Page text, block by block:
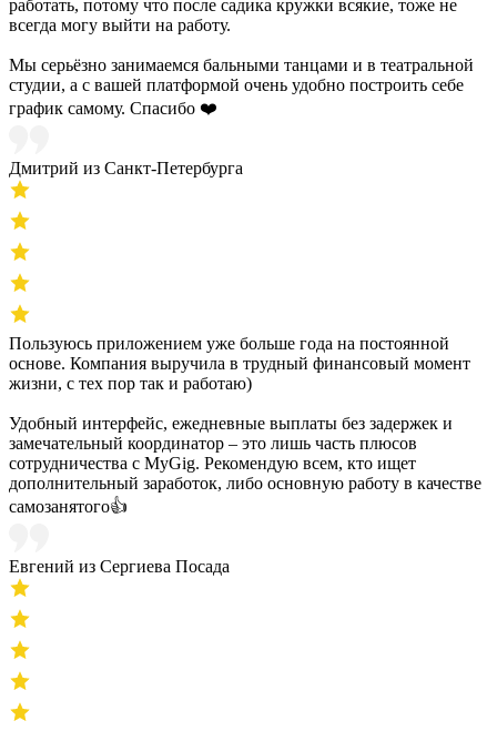
работать, потому что после садика кружки всякие, тоже не
всегда могу выйти на работу.
Мы серьёзно занимаемся бальными танцами и в театральной
студии, а с вашей платформой очень удобно построить себе
график самому. Спасибо ❤️
Дмитрий из Санкт-Петербурга
Пользуюсь приложением уже больше года на постоянной
основе. Компания выручила в трудный финансовый момент
жизни, с тех пор так и работаю)
Удобный интерфейс, ежедневные выплаты без задержек и
замечательный координатор – это лишь часть плюсов
сотрудничества с MyGig. Рекомендую всем, кто ищет
дополнительный заработок, либо основную работу в качестве
самозанятого👍
Евгений из Сергиева Посада